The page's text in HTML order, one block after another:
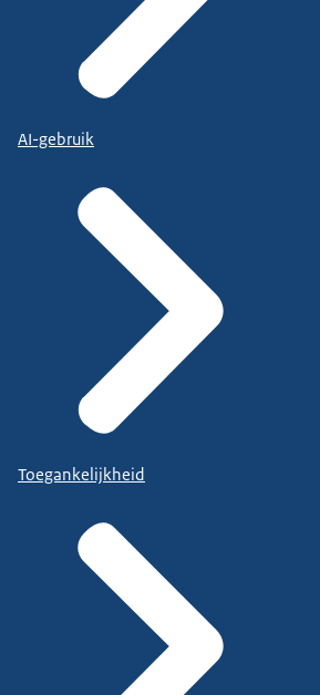
AI-gebruik
Toegankelijkheid